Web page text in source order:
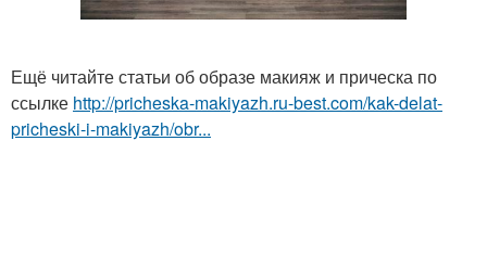
Ещё читайте статьи об образе макияж и прическа по
ссылке http://pricheska-makiyazh.ru-best.com/kak-delat-
pricheski-i-makiyazh/obr...